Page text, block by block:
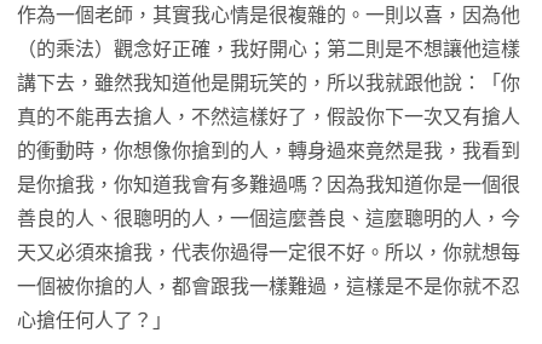
作為一個老師，其實我心情是很複雜的。一則以喜，因為他
（的乘法）觀念好正確，我好開心；第二則是不想讓他這樣
講下去，雖然我知道他是開玩笑的，所以我就跟他說：「你
真的不能再去搶人，不然這樣好了，假設你下一次又有搶人
的衝動時，你想像你搶到的人，轉身過來竟然是我，我看到
是你搶我，你知道我會有多難過嗎？因為我知道你是一個很
善良的人、很聰明的人，一個這麼善良、這麼聰明的人，今
天又必須來搶我，代表你過得一定很不好。所以，你就想每
一個被你搶的人，都會跟我一樣難過，這樣是不是你就不忍
心搶任何人了？」